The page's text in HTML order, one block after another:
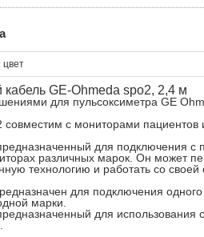
цвет
GE-Ohmeda spo2, 2,4 м
для пульсоксиметра GE
с мониторами пациентов
для подключения с
различных марок. Он может
технологию и работать со
для подключения одного
марки.
для использования